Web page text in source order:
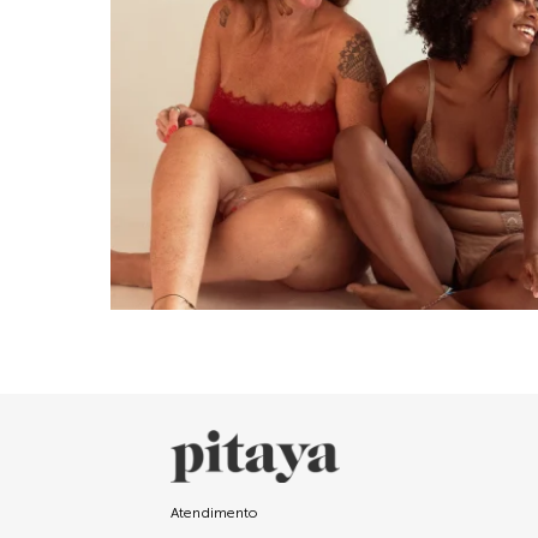
Atendimento